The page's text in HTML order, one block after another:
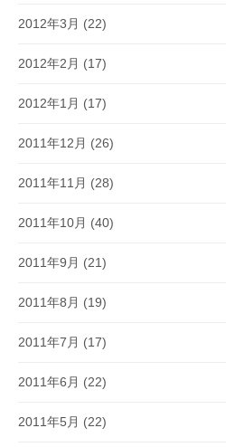
2012年3月 (22)
2012年2月 (17)
2012年1月 (17)
2011年12月 (26)
2011年11月 (28)
2011年10月 (40)
2011年9月 (21)
2011年8月 (19)
2011年7月 (17)
2011年6月 (22)
2011年5月 (22)